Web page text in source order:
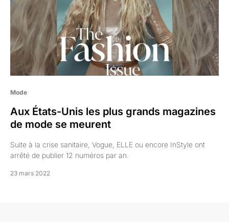
Mode
Aux États-Unis les plus grands magazines
de mode se meurent
Suite à la crise sanitaire, Vogue, ELLE ou encore InStyle ont
arrêté de publier 12 numéros par an.
23 mars 2022